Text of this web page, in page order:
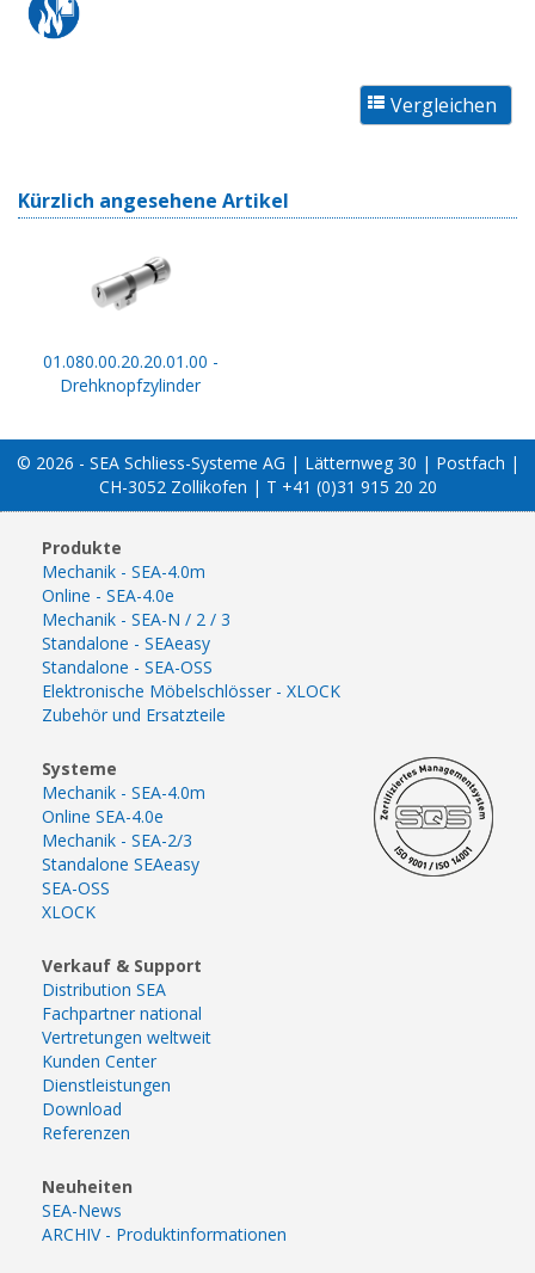
Kürzlich angesehene Artikel
01.080.00.20.20.01.00 -
Drehknopfzylinder
© 2026 - SEA Schliess-Systeme AG | Lätternweg 30 | Postfach |
CH-3052 Zollikofen | T +41 (0)31 915 20 20
Produkte
Mechanik - SEA-4.0m
Online - SEA-4.0e
Mechanik - SEA-N / 2 / 3
Standalone - SEAeasy
Standalone - SEA-OSS
Elektronische Möbelschlösser - XLOCK
Zubehör und Ersatzteile
Systeme
Mechanik - SEA-4.0m
Online SEA-4.0e
Mechanik - SEA-2/3
Standalone SEAeasy
SEA-OSS
XLOCK
Verkauf & Support
Distribution SEA
Fachpartner national
Vertretungen weltweit
Kunden Center
Dienstleistungen
Download
Referenzen
Neuheiten
SEA-News
ARCHIV - Produktinformationen